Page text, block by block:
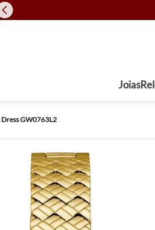
Joias
Dress GW0763L2